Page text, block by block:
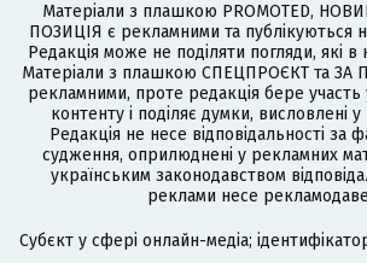
Матеріали з плашкою PROMOTED,
ПОЗИЦІЯ є рекламними та публікуються
Редакція може не поділяти погляди, які
Матеріали з плашкою СПЕЦПРОЄКТ та ЗА
рекламними, проте редакція бере участь
контенту і поділяє думки, висловлені
Редакція не несе відповідальності за
судження, оприлюднені у рекламних
українським законодавством
реклами несе
Cубєкт у сфері онлайн-медіа;